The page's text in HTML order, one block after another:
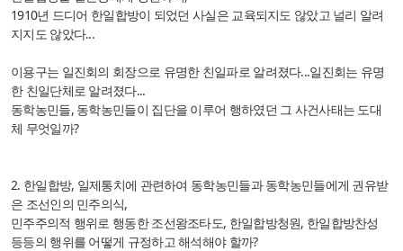
1910년 드디어 한일합방이 되었던 사실은 교육되지도 않았고 널리 알려
지지도 않았다...
이용구는 일진회의 회장으로 유명한 친일파로 알려졌다...일진회는 유명
한 친일단체로 알려졌다...
동학농민들, 동학농민들이 집단을 이루어 행하였던 그 사건사태는 도대
체 무엇일까?
2. 한일합방, 일제통치에 관련하여 동학농민들과 동학농민들에게 권유받
은 조선인의 민주의식,
민주주의적 행위로 행동한 조선왕조타도, 한일합방청원, 한일합방찬성
등등의 행위를 어떻게 규정하고 해석해야 할까?